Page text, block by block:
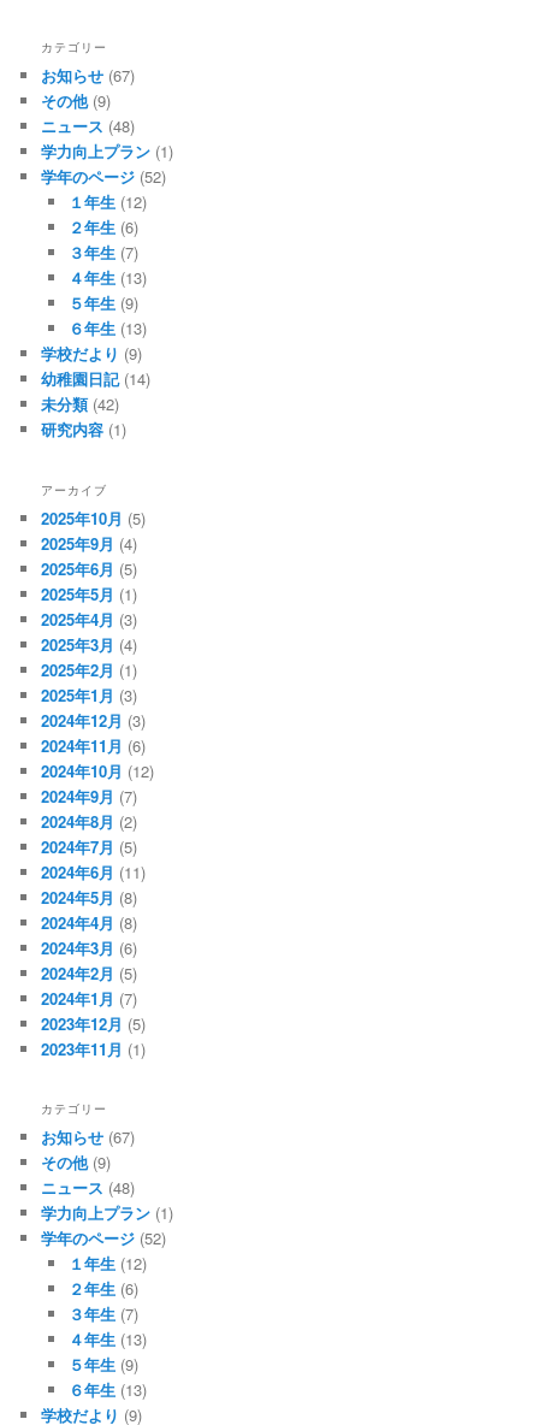
カテゴリー
お知らせ (67)
その他(9)
ニュース (48)
学力向上プラン (1)
学年のページ (52)
１年生(12)
２年生(6)
３年生(7)
４年生(13)
５年生(9)
６年生(13)
学校だより (9)
幼稚園日記(14)
未分類(42)
研究内容 (1)
アーカイブ
2025年10月 (5)
2025年9月 (4)
2025年6月 (5)
2025年5月 (1)
2025年4月 (3)
2025年3月 (4)
2025年2月 (1)
2025年1月 (3)
2024年12月 (3)
2024年11月 (6)
2024年10月 (12)
2024年9月 (7)
2024年8月 (2)
2024年7月 (5)
2024年6月 (11)
2024年5月 (8)
2024年4月 (8)
2024年3月 (6)
2024年2月 (5)
2024年1月 (7)
2023年12月 (5)
2023年11月 (1)
カテゴリー
お知らせ (67)
その他(9)
ニュース (48)
学力向上プラン (1)
学年のページ (52)
１年生(12)
２年生(6)
３年生(7)
４年生(13)
５年生(9)
６年生(13)
学校だより (9)